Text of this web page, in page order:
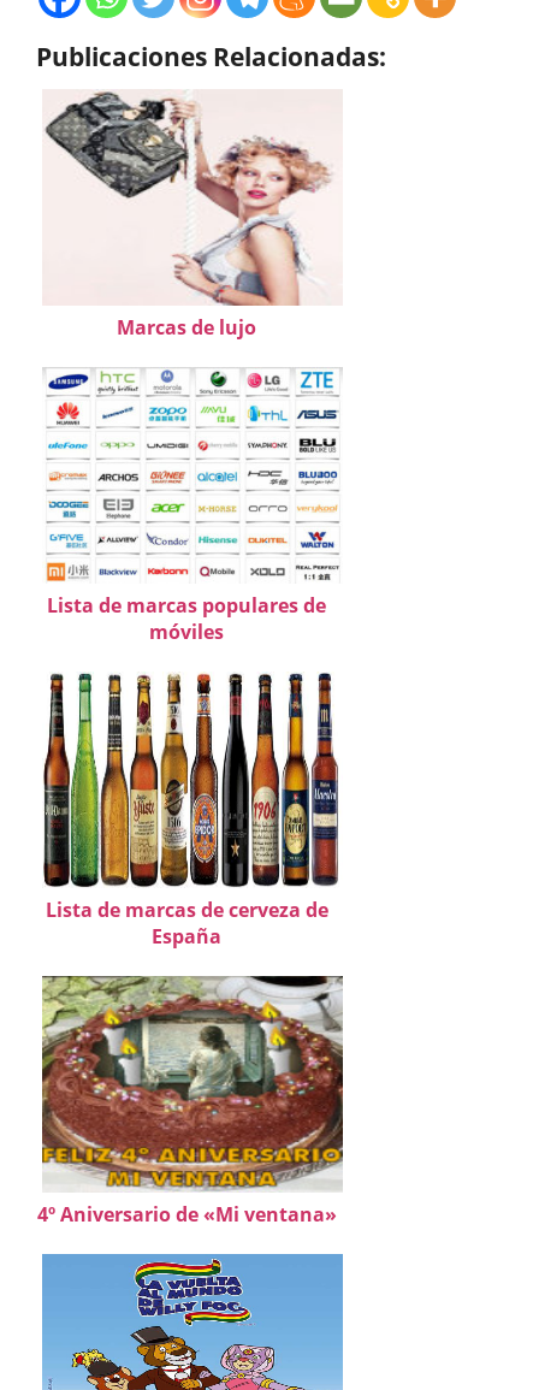
Publicaciones Relacionadas:
Marcas de lujo
Lista de marcas populares de
móviles
Lista de marcas de cerveza de
España
4º Aniversario de «Mi ventana»